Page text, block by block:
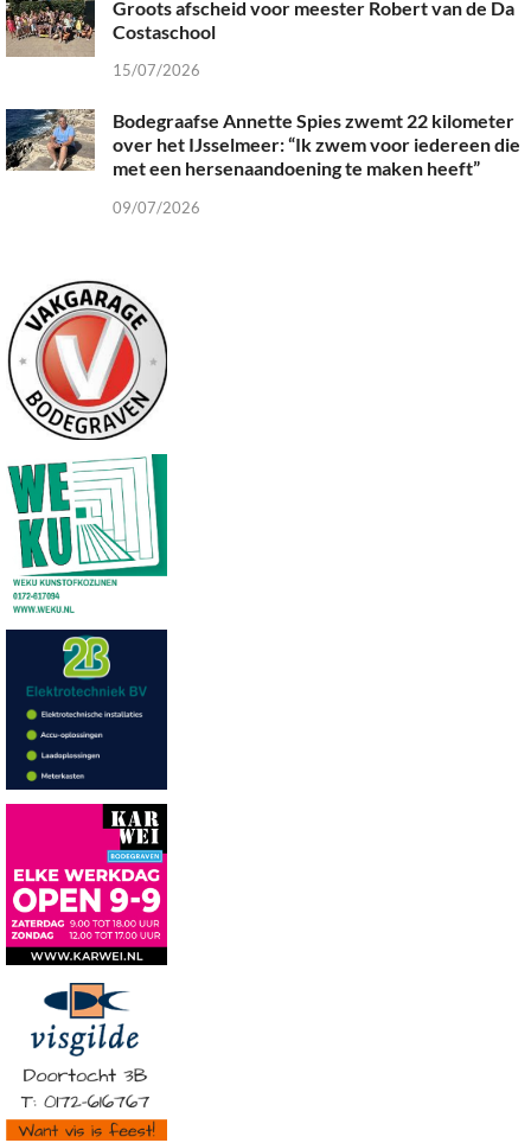
Groots afscheid voor meester Robert van de Da
Costaschool
15/07/2026
Bodegraafse Annette Spies zwemt 22 kilometer
over het IJsselmeer: “Ik zwem voor iedereen die
met een hersenaandoening te maken heeft”
09/07/2026